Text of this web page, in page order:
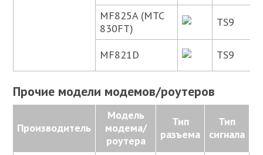
MF825A (МТС
830FT)
TS9
MF821D TS9
Прочие модели модемов/роутеров
Производитель
Модель
модема/
роутера
Тип
разъема
Тип
сигнала